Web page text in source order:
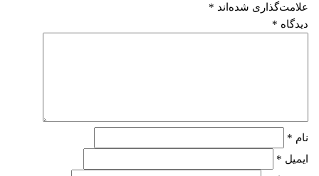
علامت‌گذاری شده‌اند *
دیدگاه *
نام *
ایمیل *